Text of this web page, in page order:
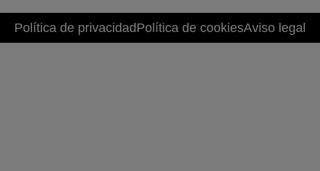
Política de privacidadPolítica de cookiesAviso legal